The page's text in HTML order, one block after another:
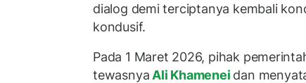
dialog demi terciptanya kembali
kondusif.
Pada 1 Maret 2026, pihak
tewasnya Ali Khamenei dan